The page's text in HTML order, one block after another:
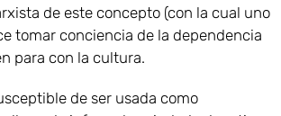
de este concepto (con la cual uno
tomar conciencia de la dependencia
para con la cultura.
de ser usada como